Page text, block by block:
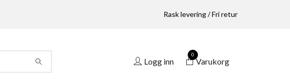
Rask levering / Fri retur
Logg inn
0
Varukorg